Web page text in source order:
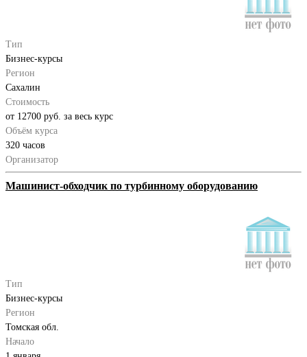
Тип
Бизнес-курсы
Регион
Сахалин
Стоимость
от 12700 руб. за весь курс
Объём курса
320 часов
Организатор
Машинист-обходчик по турбинному оборудованию
Тип
Бизнес-курсы
Регион
Томская обл.
Начало